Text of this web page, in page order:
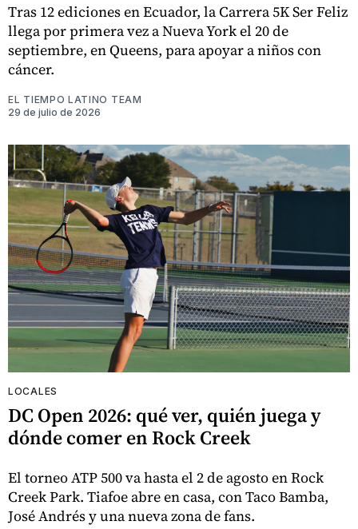
Tras 12 ediciones en Ecuador, la Carrera 5K Ser Feliz
llega por primera vez a Nueva York el 20 de
septiembre, en Queens, para apoyar a niños con
cáncer.
EL TIEMPO LATINO TEAM
29 de julio de 2026
LOCALES
DC Open 2026: qué ver, quién juega y
dónde comer en Rock Creek
El torneo ATP 500 va hasta el 2 de agosto en Rock
Creek Park. Tiafoe abre en casa, con Taco Bamba,
José Andrés y una nueva zona de fans.